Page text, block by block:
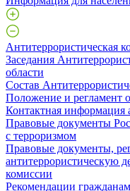
Антитеррористическая
Заседания
области
Состав
Положение и регламент
Контактная информация
Правовые документы
с терроризмом
Правовые документы,
антитеррористическую
комиссии
Рекомендации